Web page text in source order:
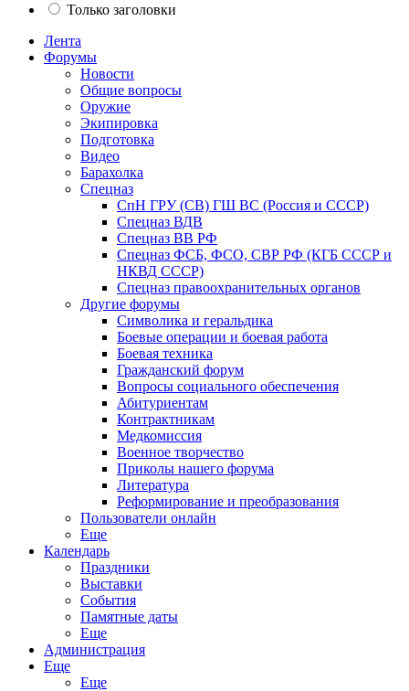
Только заголовки
Лента
Форумы
Новости
Общие вопросы
Оружие
Экипировка
Подготовка
Видео
Барахолка
Спецназ
СпН ГРУ (СВ) ГШ ВС (Россия и СССР)
Спецназ ВДВ
Спецназ ВВ РФ
Спецназ ФСБ, ФСО, СВР РФ (КГБ СССР и
НКВД СССР)
Спецназ правоохранительных органов
Другие форумы
Символика и геральдика
Боевые операции и боевая работа
Боевая техника
Гражданский форум
Вопросы социального обеспечения
Абитуриентам
Контрактникам
Медкомиссия
Военное творчество
Приколы нашего форума
Литература
Реформирование и преобразования
Пользователи онлайн
Еще
Календарь
Праздники
Выставки
События
Памятные даты
Еще
Администрация
Еще
Еще